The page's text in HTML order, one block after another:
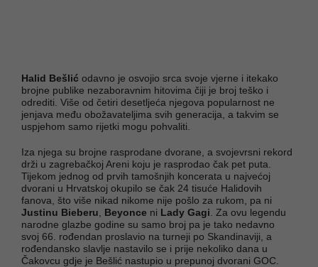
Halid Bešlić odavno je osvojio srca svoje vjerne i itekako
brojne publike nezaboravnim hitovima čiji je broj teško i
odrediti. Više od četiri desetljeća njegova popularnost ne
jenjava među obožavateljima svih generacija, a takvim se
uspjehom samo rijetki mogu pohvaliti.
Iza njega su brojne rasprodane dvorane, a svojevrsni rekord
drži u zagrebačkoj Areni koju je rasprodao čak pet puta.
Tijekom jednog od prvih tamošnjih koncerata u najvećoj
dvorani u Hrvatskoj okupilo se čak 24 tisuće Halidovih
fanova, što više nikad nikome nije pošlo za rukom, pa ni
Justinu Bieberu
Beyonce ni Lady Gagi . Za ovu legendu
narodne glazbe godine su samo broj pa je tako nedavno
svoj 66. rođendan proslavio na turneji po Skandinaviji, a
rođendansko slavlje nastavilo se i prije nekoliko dana u
Čakovcu gdje je Bešlić nastupio u prepunoj dvorani GOC.